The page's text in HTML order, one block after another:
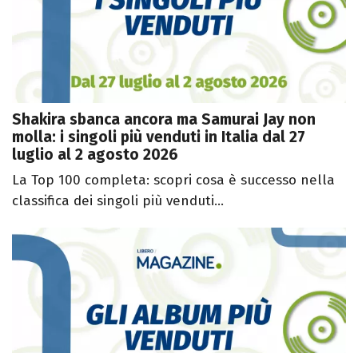
Shakira sbanca ancora ma Samurai Jay non
molla: i singoli più venduti in Italia dal 27
luglio al 2 agosto 2026
La Top 100 completa: scopri cosa è successo nella
classifica dei singoli più venduti...